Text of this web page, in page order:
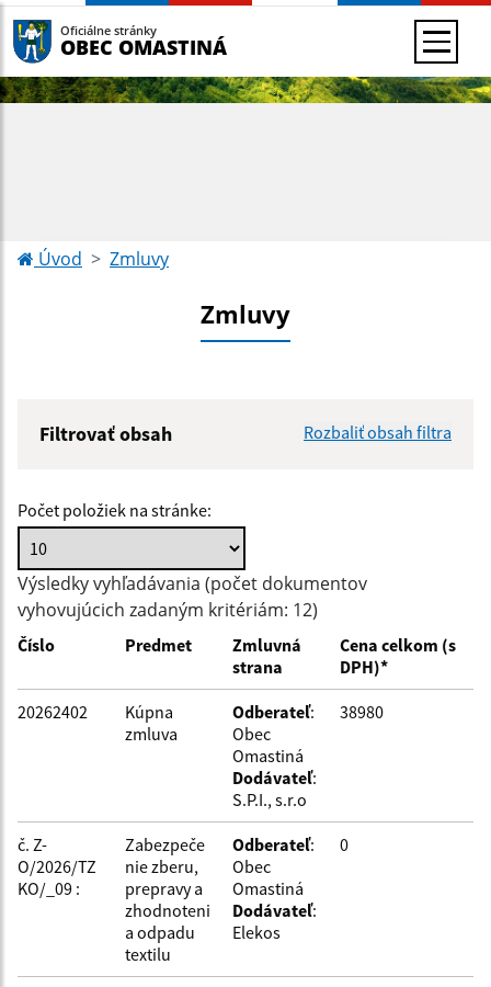
Oficiálne stránky
OBEC OMASTINÁ
Úvod Zmluvy
Zmluvy
Filtrovať obsah
Rozbaliť obsah filtra
Hľadať v:
Typ dátumu:
Dátum od:
Suma od:
Počet položiek na stránke:
Výsledky vyhľadávania (počet dokumentov
vyhovujúcich zadaným kritériám: 12)
Číslo Predmet
Zmluvná
strana
Cena celkom (s
DPH)*
20262402
Kúpna
zmluva
Odberateľ:
Obec
Omastiná
Dodávateľ:
S.P.I., s.r.o
38980
č. Z-
O/2026/TZ
KO/_09 :
Zabezpeče
nie zberu,
prepravy a
zhodnoteni
a odpadu
textilu
Odberateľ:
Obec
Omastiná
Dodávateľ:
Elekos
0